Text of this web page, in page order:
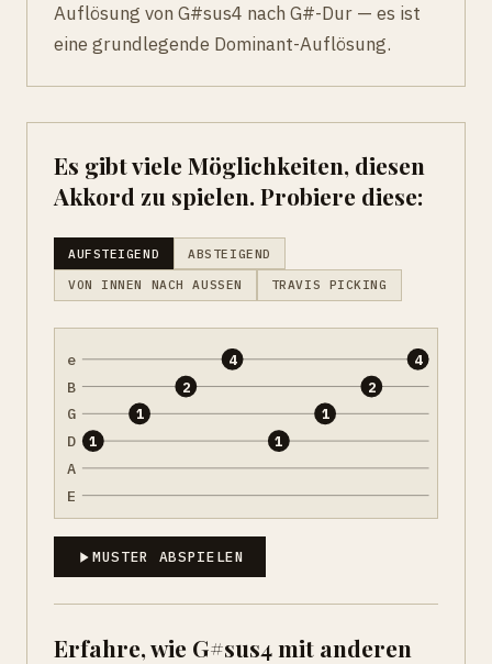
Auflösung von G#sus4 nach G#-Dur — es ist
eine grundlegende Dominant-Auflösung.
Es gibt viele Möglichkeiten, diesen
Akkord zu spielen. Probiere diese:
AUFSTEIGEND ABSTEIGEND
VON INNEN NACH AUSSEN TRAVIS PICKING
e
B
G
D
A
E
1
1
2
4
1
1
2
4
MUSTER ABSPIELEN
Erfahre, wie G#sus4 mit anderen